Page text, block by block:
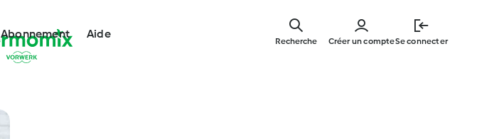
main
Abonnement Aide
Créer un compteSe connecter
Recherche